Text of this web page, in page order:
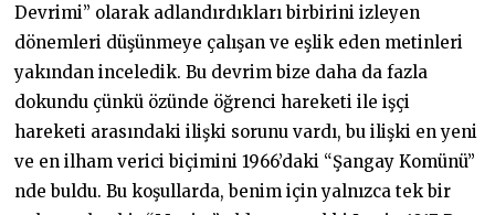
Devrimi” olarak adlandırdıkları birbirini izleyen
dönemleri düşünmeye çalışan ve eşlik eden metinleri
yakından inceledik. Bu devrim bize daha da fazla
dokundu çünkü özünde öğrenci hareketi ile işçi
hareketi arasındaki ilişki sorunu vardı, bu ilişki en yeni
ve en ilham verici biçimini 1966’daki “Şangay Komünü”
nde buldu. Bu koşullarda, benim için yalnızca tek bir